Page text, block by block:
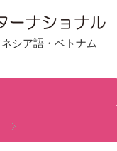
シア語・ベトナム